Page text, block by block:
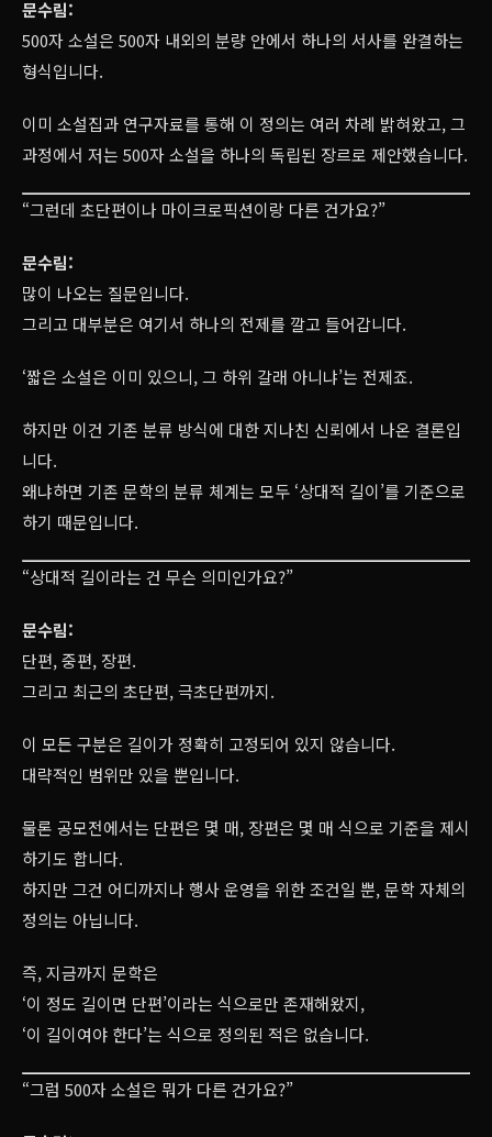
문수림:
500자 소설은 500자 내외의 분량 안에서 하나의 서사를 완결하는
형식입니다.
이미 소설집과 연구자료를 통해 이 정의는 여러 차례 밝혀왔고, 그
과정에서 저는 500자 소설을 하나의 독립된 장르로 제안했습니다.
“그런데 초단편이나 마이크로픽션이랑 다른 건가요?”
문수림:
많이 나오는 질문입니다.
그리고 대부분은 여기서 하나의 전제를 깔고 들어갑니다.
‘짧은 소설은 이미 있으니, 그 하위 갈래 아니냐’는 전제죠.
하지만 이건 기존 분류 방식에 대한 지나친 신뢰에서 나온 결론입
니다.
왜냐하면 기존 문학의 분류 체계는 모두 ‘상대적 길이’를 기준으로
하기 때문입니다.
“상대적 길이라는 건 무슨 의미인가요?”
문수림:
단편, 중편, 장편.
그리고 최근의 초단편, 극초단편까지.
이 모든 구분은 길이가 정확히 고정되어 있지 않습니다.
대략적인 범위만 있을 뿐입니다.
물론 공모전에서는 단편은 몇 매, 장편은 몇 매 식으로 기준을 제시
하기도 합니다.
하지만 그건 어디까지나 행사 운영을 위한 조건일 뿐, 문학 자체의
정의는 아닙니다.
즉, 지금까지 문학은
‘이 정도 길이면 단편’이라는 식으로만 존재해왔지,
‘이 길이여야 한다’는 식으로 정의된 적은 없습니다.
“그럼 500자 소설은 뭐가 다른 건가요?”